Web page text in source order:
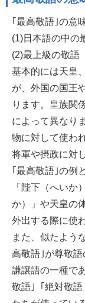
｢最高敬語｣の意
(1)日本語の中の
(2)最上級の敬語
基本的には天皇
が、外国の国王
ります。皇族関
によって異なり
物に対して使わ
将軍や摂政に対
｢最高敬語｣の例
「陛下（へいか
か）」や天皇の
外出する際に使
また、似たよう
高敬語｣が尊敬
謙譲語の一種で
敬語｣「絶対敬